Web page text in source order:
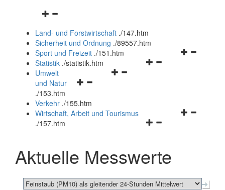
Navigationsmenü
und
schließen
Land- und Forstwirtschaft ./147.htm
Sicherheit und Ordnung ./89557.htm
Navigationsmenü
Sport und Freizeit ./151.htm
Navigationsmenü
Statistik ./statistik.htm
Navigationsmenü
und
schließen
Umwelt
und Natur
./153.htm
Verkehr ./155.htm
Navigationsmenü
schließen
Wirtschaft, Arbeit und Tourismus
./157.htm
Aktuelle Messwerte